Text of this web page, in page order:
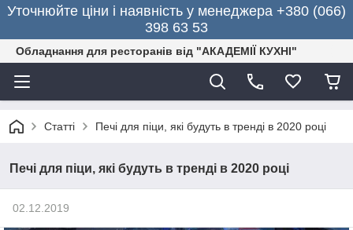
Уточнюйте ціни і наявність у менеджера +380 (066)
398 63 53
Обладнання для ресторанів від "АКАДЕМІЇ КУХНІ"
Статті Печі для піци, які будуть в тренді в 2020 році
Печі для піци, які будуть в тренді в 2020 році
02.12.2019